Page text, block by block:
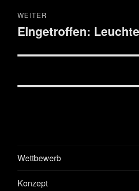
WEITER
Nächster
Eingetroffen:
Wettbewerb
Konzept